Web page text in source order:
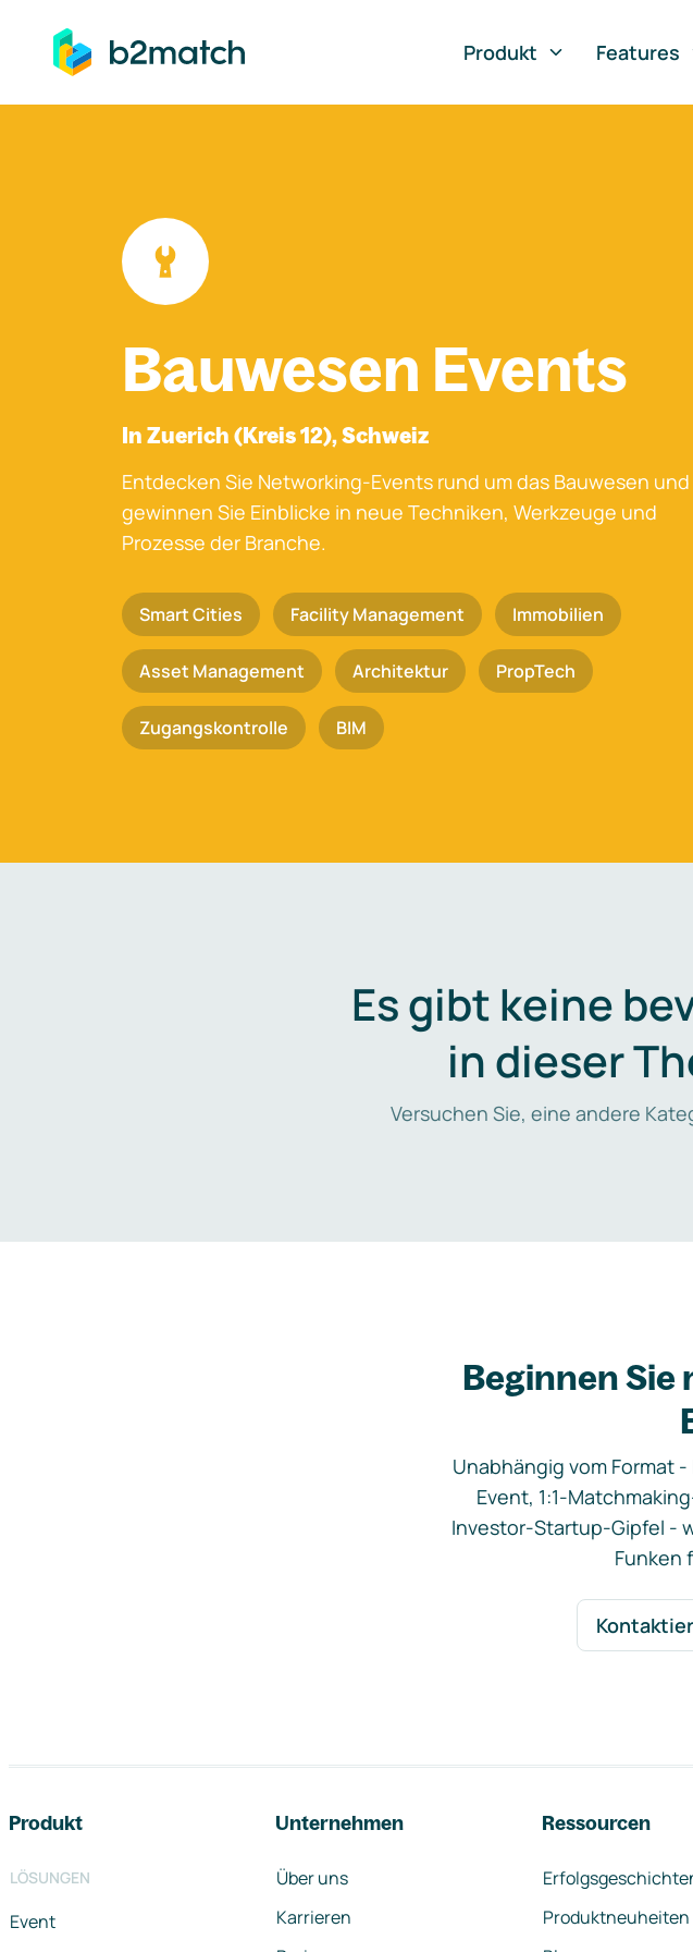
springen
Produkt
Features
Bauwesen Events
In Zuerich (Kreis 12), Schweiz
Entdecken Sie Networking-Events rund um das Bauwesen und
gewinnen Sie Einblicke in neue Techniken, Werkzeuge und
Prozesse der Branche.
Smart Cities Facility Management Immobilien
Asset Management Architektur PropTech
Zugangskontrolle BIM
Es gibt keine
in dieser
Versuchen Sie, eine andere
Beginnen
Unabhängig vom Format
Event, 1:1-
Investor-Startup-Gipfel -
Funken
Produkt
LÖSUNGEN
Event
Unternehmen
Über uns
Karrieren
Ressourcen
Produktneuheiten